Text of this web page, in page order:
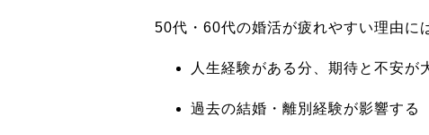
50代・60代の婚活が疲れやすい理由に
人生経験がある分、期待と不安が
過去の結婚・離別経験が影響する